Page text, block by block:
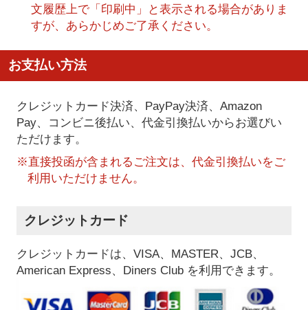
文履歴上で「印刷中」と表示される場合がありま
すが、あらかじめご了承ください。
お支払い方法
クレジットカード決済、PayPay決済、Amazon
Pay、コンビニ後払い、代金引換払いからお選びい
ただけます。
※直接投函が含まれるご注文は、代金引換払いをご
利用いただけません。
クレジットカード
クレジットカードは、VISA、MASTER、JCB、
American Express、Diners Club を利用できます。